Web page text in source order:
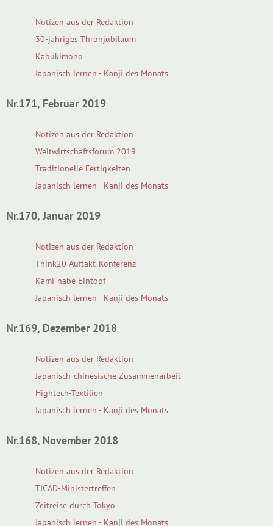
Notizen aus der Redaktion
30-jähriges Thronjubiläum
Kabukimono
Japanisch lernen - Kanji des Monats
Nr.171, Februar 2019
Notizen aus der Redaktion
Weltwirtschaftsforum 2019
Traditionelle Fertigkeiten
Japanisch lernen - Kanji des Monats
Nr.170, Januar 2019
Notizen aus der Redaktion
Think20 Auftakt-Konferenz
Kami-nabe Eintopf
Japanisch lernen - Kanji des Monats
Nr.169, Dezember 2018
Notizen aus der Redaktion
Japanisch-chinesische Zusammenarbeit
Hightech-Textilien
Japanisch lernen - Kanji des Monats
Nr.168, November 2018
Notizen aus der Redaktion
TICAD-Ministertreffen
Zeitreise durch Tokyo
Japanisch lernen - Kanji des Monats